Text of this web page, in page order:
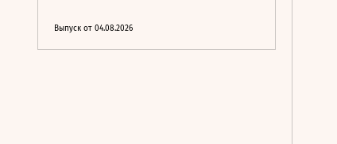
Выпуск от 04.08.2026